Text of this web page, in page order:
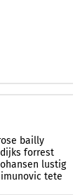
bailly
dijks forrest
lustig
tete